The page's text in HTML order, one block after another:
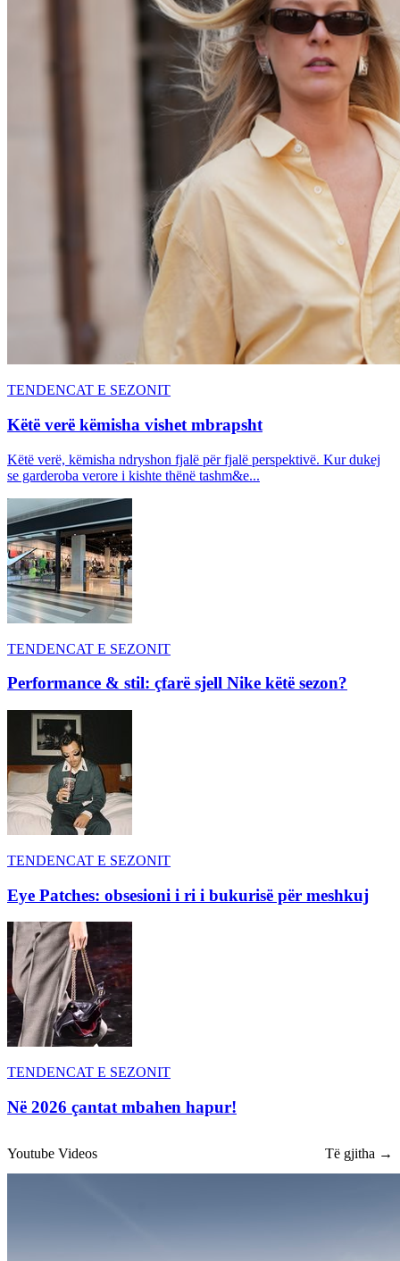
TENDENCAT E SEZONIT
Këtë verë këmisha vishet mbrapsht
Këtë verë, këmisha ndryshon fjalë për fjalë perspektivë. Kur dukej
se garderoba verore i kishte thënë tashm&e...
TENDENCAT E SEZONIT
Performance & stil: çfarë sjell Nike këtë sezon?
TENDENCAT E SEZONIT
Eye Patches: obsesioni i ri i bukurisë për meshkuj
TENDENCAT E SEZONIT
Në 2026 çantat mbahen hapur!
Youtube Videos Të gjitha →